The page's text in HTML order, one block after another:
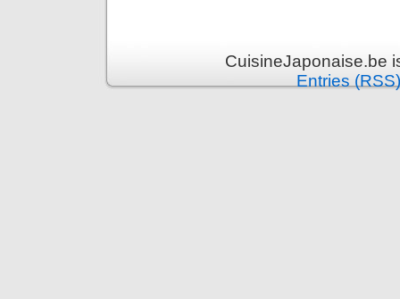
CuisineJaponaise.be
Entries (RSS)